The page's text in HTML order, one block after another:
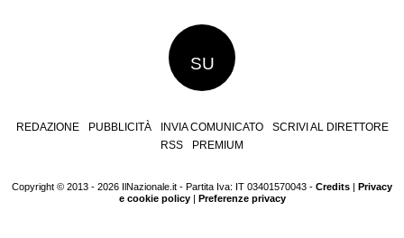
SU
REDAZIONE PUBBLICITÀ INVIA COMUNICATO
SCRIVI AL DIRETTORE
RSS
PREMIUM
Copyright © 2013 - 2026 IlNazionale.it - Partita Iva: IT 03401570043 - Credits
Privacy
e cookie policy| Preferenze privacy